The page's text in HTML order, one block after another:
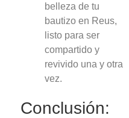
belleza de tu
bautizo en Reus,
listo para ser
compartido y
revivido una y otra
vez.
Conclusión: